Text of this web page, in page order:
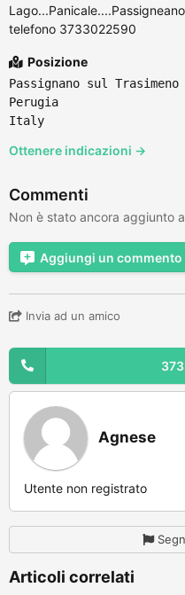
telefono 3733022590
Posizione
Passignano sul Trasimeno
Perugia
Italy
Ottenere indicazioni →
Commenti
Non è stato ancora aggiunto
Aggiungi un commento
Invia ad un amico
Agnese
Utente non registrato
Articoli correlati